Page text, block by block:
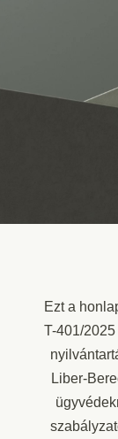
Ezt a
T-401/
Liber-